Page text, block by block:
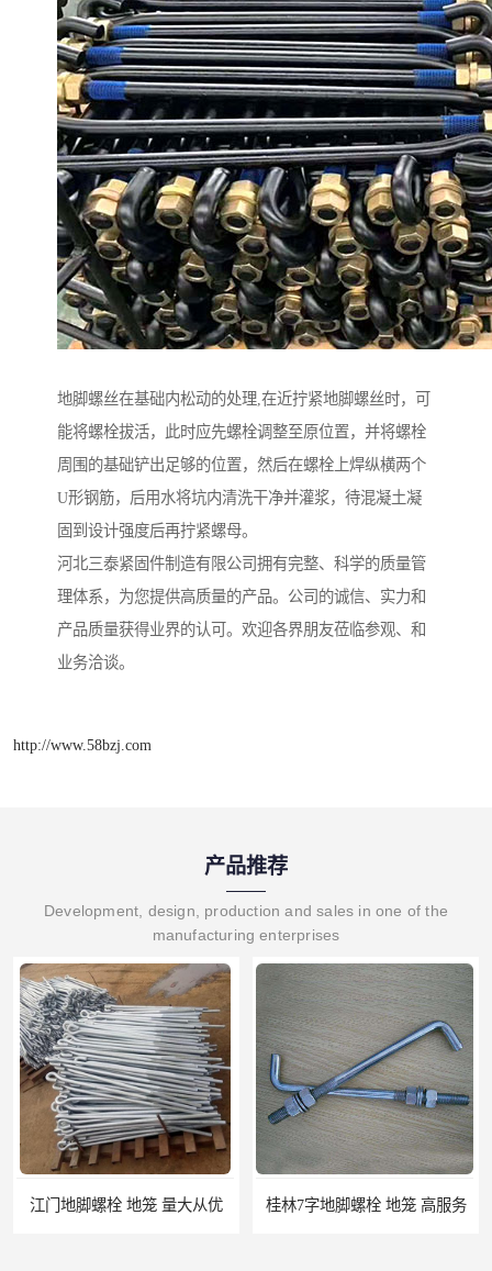
地脚螺丝在基础内松动的处理,在近拧紧地脚螺丝时，可
能将螺栓拔活，此时应先螺栓调整至原位置，并将螺栓
周围的基础铲出足够的位置，然后在螺栓上焊纵横两个
U形钢筋，后用水将坑内清洗干净并灌浆，待混凝土凝
固到设计强度后再拧紧螺母。
河北三泰紧固件制造有限公司拥有完整、科学的质量管
理体系，为您提供高质量的产品。公司的诚信、实力和
产品质量获得业界的认可。欢迎各界朋友莅临参观、和
业务洽谈。
http://www.58bzj.com
产品推荐
Development, design, production and sales in one of the
manufacturing enterprises
江门地脚螺栓 地笼 量大从优 桂林7字地脚螺栓 地笼 高服务